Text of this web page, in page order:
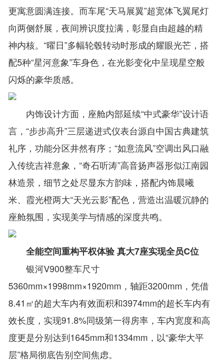
更寓意圆满连接。而车尾“天马展翼”超宽体飞翼尾灯
向两侧舒展，夜间辨识度拉满，彰显自由超越的精
神内核。“曜日”多幅轮毂转动时形成的耀眼光芒，搭
配5种“星河意象”车身色，在光影变化中呈现星空般
闪烁的豪华质感。
内饰设计方面，座舱内部延续“中式豪华”设计语
言，“步步高升”三层递进式仪表台源自中国古典建筑
礼序，功能分区井然有序；“如意流风”空调出风口融
入传统吉祥意象，“奇石听涛”高音扬声器形似江南园
林造景，细节之处尽显东方韵味，搭配内饰晨曦
米、霞光橙两大“天光云影”配色，营造出温暖沉静的
座舱氛围，实现美学与情感的深度共鸣。
全能空间重构平权体验 真大7座实现全员C位
银河V900整车尺寸
5360mm×1998mm×1920mm，轴距3200mm，凭借
8.41㎡的超大车内有效面积和3974mm的超长车内有
效长度，实现91.8%同级第一得房率，车内宽度和高
度更是分别达到1645mm和1334mm，以“豪华大平
层”格局彻底告别空间焦虑。